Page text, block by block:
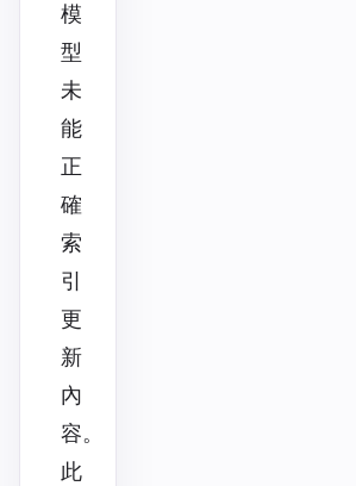
模
型
未
能
正
確
索
引
更
新
內
容。
此